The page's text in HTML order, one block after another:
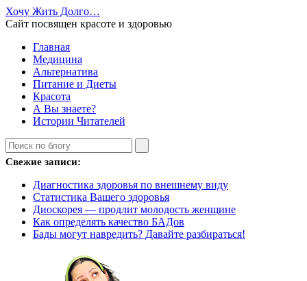
Хочу Жить Долго…
Сайт посвящен красоте и здоровью
Главная
Медицина
Альтернатива
Питание и Диеты
Красота
А Вы знаете?
Истории Читателей
Свежие записи:
Диагностика здоровья по внешнему виду
Статистика Вашего здоровья
Диоскорея — продлит молодость женщине
Как определять качество БАДов
Бады могут навредить? Давайте разбираться!